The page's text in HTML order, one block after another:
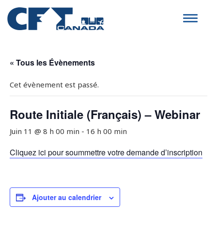
Toggle
« Tous les Évènements
Cet évènement est passé.
Route Initiale (Français) – Webinar
Juin 11 @ 8 h 00 min - 16 h 00 min
Cliquez ici pour soummettre votre demande d’inscription
Ajouter au calendrier